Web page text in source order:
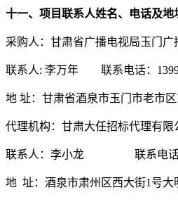
十一、 项目联系人姓名、电话及地
采购人：甘肃省广播电视局玉门广
联系人: 李万年 联系电话：
地 址：甘肃省酒泉市玉门市老市
代理机构：甘肃大任招标代理有限
联系人：李小龙 联系电话
地 址：酒泉市肃州区西大街1号大